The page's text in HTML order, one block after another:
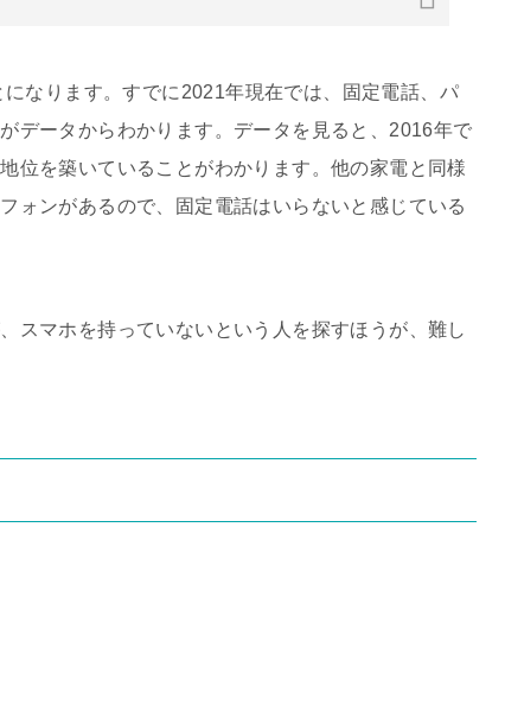
なります。すでに2021年現在では、固定電話、パ
データからわかります。データを見ると、2016年で
位を築いていることがわかります。他の家電と同様
ォンがあるので、固定電話はいらないと感じている
スマホを持っていないという人を探すほうが、難し